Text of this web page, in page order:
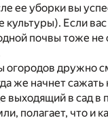
ее уборки вы
Если
почвы тоже
огородов дружно
же начнет
выходящий в сад в
полагает, что и